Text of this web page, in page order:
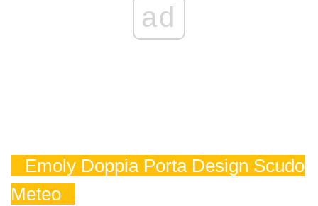
ad
Emoly Doppia Porta Design Scudo
Meteo